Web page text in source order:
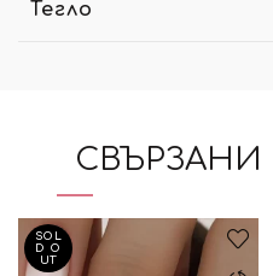
Тегло
SOL
D O
UT